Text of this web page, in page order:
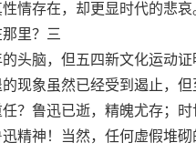
情存在，却更显时代的悲
里？三
脑，但五四新文化运动证
现象虽然已经受到遏止，
？鲁迅已逝，精魄尤存；时
精神！当然，任何虚假堆